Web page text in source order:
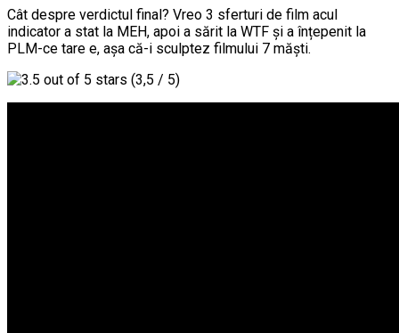
Cât despre verdictul final? Vreo 3 sferturi de film acul
indicator a stat la MEH, apoi a sărit la WTF și a înțepenit la
PLM-ce tare e, așa că-i sculptez filmului 7 măști.
(3,5 / 5)